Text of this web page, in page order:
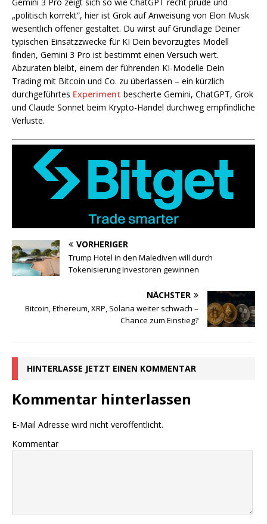
„politisch korrekt“, hier ist Grok auf Anweisung von Elon Musk
wesentlich offener gestaltet. Du wirst auf Grundlage Deiner
typischen Einsatzzwecke für KI Dein bevorzugtes Modell
finden, Gemini 3 Pro ist bestimmt einen Versuch wert.
Abzuraten bleibt, einem der führenden KI-Modelle Dein
Trading mit Bitcoin und Co. zu überlassen – ein kürzlich
durchgeführtes Experiment bescherte Gemini, ChatGPT, Grok
und Claude Sonnet beim Krypto-Handel durchweg empfindliche
Verluste.
VORHERIGER
Trump Hotel in den Malediven will durch
Tokenisierung Investoren gewinnen
NÄCHSTER
Bitcoin, Ethereum, XRP, Solana weiter schwach –
Chance zum Einstieg?
HINTERLASSE JETZT EINEN KOMMENTAR
Kommentar hinterlassen
E-Mail Adresse wird nicht veröffentlicht.
Kommentar